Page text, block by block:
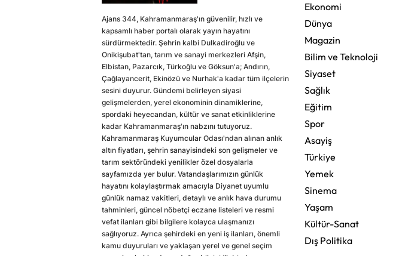
Ajans 344, Kahramanmaraş'ın güvenilir, hızlı ve
kapsamlı haber portalı olarak yayın hayatını
sürdürmektedir. Şehrin kalbi Dulkadiroğlu ve
Onikişubat'tan, tarım ve sanayi merkezleri Afşin,
Elbistan, Pazarcık, Türkoğlu ve Göksun'a; Andırın,
Çağlayancerit, Ekinözü ve Nurhak'a kadar tüm ilçelerin
sesini duyurur. Gündemi belirleyen siyasi
gelişmelerden, yerel ekonominin dinamiklerine,
spordaki heyecandan, kültür ve sanat etkinliklerine
kadar Kahramanmaraş'ın nabzını tutuyoruz.
Kahramanmaraş Kuyumcular Odası'ndan alınan anlık
altın fiyatları, şehrin sanayisindeki son gelişmeler ve
tarım sektöründeki yenilikler özel dosyalarla
sayfamızda yer bulur. Vatandaşlarımızın günlük
hayatını kolaylaştırmak amacıyla Diyanet uyumlu
günlük namaz vakitleri, detaylı ve anlık hava durumu
tahminleri, güncel nöbetçi eczane listeleri ve resmi
vefat ilanları gibi bilgilere kolayca ulaşmanızı
sağlıyoruz. Ayrıca şehirdeki en yeni iş ilanları, önemli
kamu duyuruları ve yaklaşan yerel ve genel seçim
Ekonomi
Dünya
Magazin
Bilim ve Teknoloji
Siyaset
Sağlık
Eğitim
Spor
Asayiş
Türkiye
Yemek
Sinema
Yaşam
Kültür-Sanat
Dış Politika